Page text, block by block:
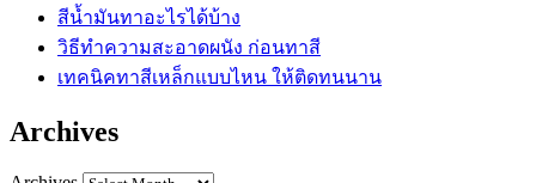
สีน้ำมันทาอะไรได้บ้าง
วิธีทำความสะอาดผนัง ก่อนทาสี
เทคนิคทาสีเหล็กแบบไหน ให้ติดทนนาน
Archives